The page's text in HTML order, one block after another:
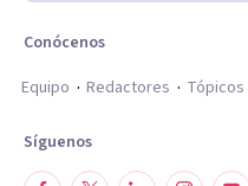
Conócenos
Equipo
Redactores Tópicos
Síguenos